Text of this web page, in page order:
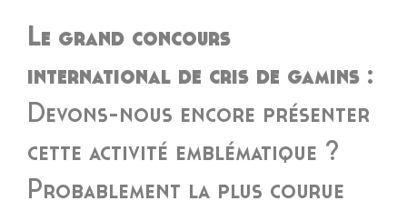
Le grand concours
international de cris de gamins :
Devons-nous encore présenter
cette activité emblématique ?
Probablement la plus courue